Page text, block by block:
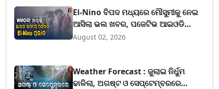
El-Nino ବିପଦ ମଧ୍ୟରେ ମୌସୁମୀକୁ ନେଇ
ଆସିଲା ଭଲ ଖବର, ପଜେଟିଭ ଆଇଓଡି
ଅନୁମାନ କରିଛନ୍ତି WMO
August 02, 2026
Weather Forecast : ଜୁଲାଇ ନିର୍ଧୁମ
ଢାଳିଲା, ଅଗଷ୍ଟ ଓ ସେପ୍ଟେମ୍ବରରେ